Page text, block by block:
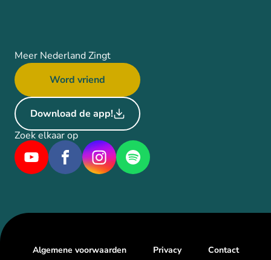
Meer Nederland Zingt
Word vriend
Download de app!
Zoek elkaar op
Algemene voorwaarden Privacy Contact